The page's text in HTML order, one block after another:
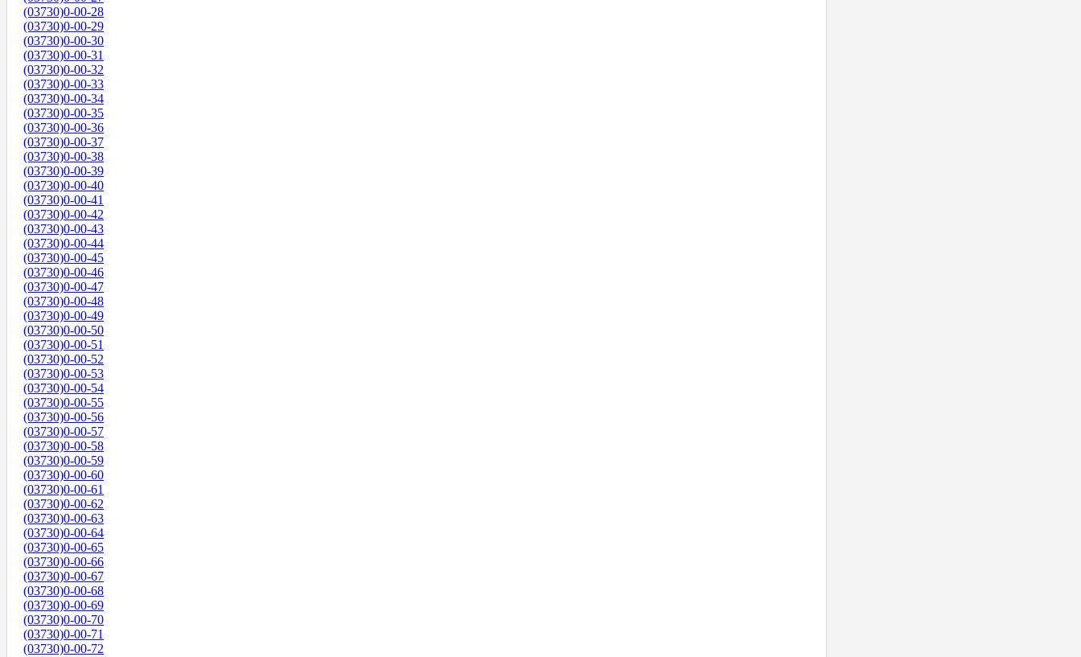
(03730)0-00-28
(03730)0-00-29
(03730)0-00-30
(03730)0-00-31
(03730)0-00-32
(03730)0-00-33
(03730)0-00-34
(03730)0-00-35
(03730)0-00-36
(03730)0-00-37
(03730)0-00-38
(03730)0-00-39
(03730)0-00-40
(03730)0-00-41
(03730)0-00-42
(03730)0-00-43
(03730)0-00-44
(03730)0-00-45
(03730)0-00-46
(03730)0-00-47
(03730)0-00-48
(03730)0-00-49
(03730)0-00-50
(03730)0-00-51
(03730)0-00-52
(03730)0-00-53
(03730)0-00-54
(03730)0-00-55
(03730)0-00-56
(03730)0-00-57
(03730)0-00-58
(03730)0-00-59
(03730)0-00-60
(03730)0-00-61
(03730)0-00-62
(03730)0-00-63
(03730)0-00-64
(03730)0-00-65
(03730)0-00-66
(03730)0-00-67
(03730)0-00-68
(03730)0-00-69
(03730)0-00-70
(03730)0-00-71
(03730)0-00-72